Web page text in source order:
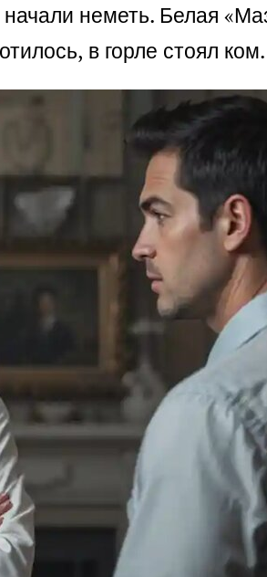
неметь. Белая
в горле стоял ком.